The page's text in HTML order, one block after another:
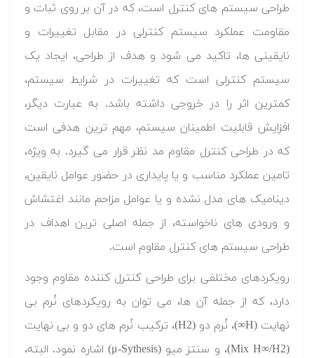
طراحی سیستم های کنترل است، که در آن بر روی ثبات و
مقاومت عملکرد سیستم کنترلی در مقابل تغییرات و
نایقینی ها، تاکید می شود و هدف از طراحی، ایجاد یک
سیستم کنترلی است که تغییرات در شرایط سیستم،
کمترین اثر را در خروجی داشته باشد. به عبارت دیگر،
افزایش قابلیت اطمینان سیستم، مهم ترین هدفی است
که در طراحی کنترل مقاوم مد نظر قرار می گیرد. به ویژه،
تامین عملکرد مناسب و یا پایداری در حضور عوامل نایقین،
دینامیک های مدل نشده و یا عوامل مزاحم مانند اغتشاش
و ورودی های ناخواسته، از جمله اصلی ترین اهداف در
طراحی سیستم های کنترل مقاوم است.
رویکردهای مختلفی برای طراحی کنترل کننده مقاوم وجود
دارد، که از جمله آن ها، می توان به رویکردهای نُرم بی
نهایت (H∞)، نُرم دو (H2)، ترکیب نُرم های دو و بی نهایت
(Mix H∞/H2)، و سنتز میو (μ-Sythesis) اشاره نمود. البته،